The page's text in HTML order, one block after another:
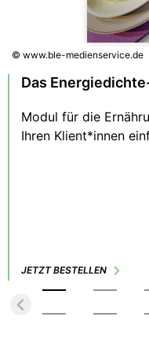
© www.ble-medienservice.de
Das
Modul für die
Ihren Klient*innen
genutzt werden.
hier.
JETZT BESTELLEN